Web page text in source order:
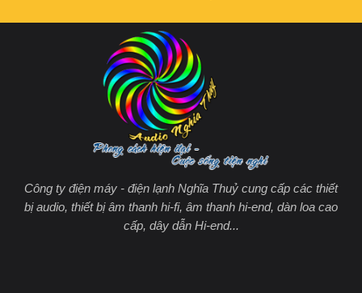
Công ty điện máy - điện lạnh Nghĩa Thuỷ cung cấp các thiết
bị audio, thiết bị âm thanh hi-fi, âm thanh hi-end, dàn loa cao
cấp, dây dẫn Hi-end...